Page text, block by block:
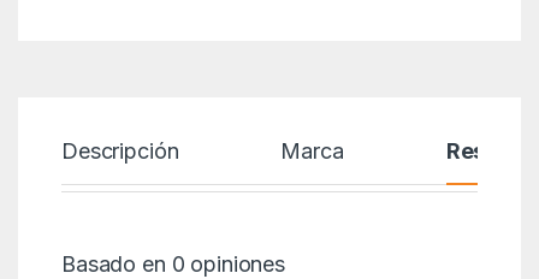
Descripción Marca Reseñas
Basado en 0 opiniones